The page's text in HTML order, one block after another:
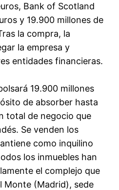
Bank of Scotland
y 19.900 millones de
la compra, la
la empresa y
entidades financieras.
19.900 millones
de absorber hasta
total de negocio que
Se venden los
como inquilino
los inmuebles han
el complejo que
Monte (Madrid), sede